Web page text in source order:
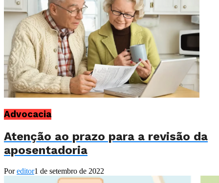
Advocacia
Atenção ao prazo para a revisão da
aposentadoria
Poreditor1 de setembro de 2022